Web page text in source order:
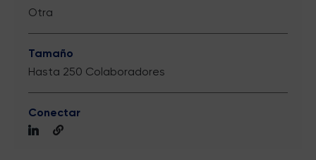
Otra
Tamaño
Hasta 250 Colaboradores
Conectar